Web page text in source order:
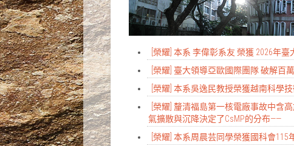
[榮耀] 本系 李偉彰系友 榮獲 2026年
[榮耀] 臺大領導亞歐國際團隊 破解百
[榮耀] 本系吳逸民教授榮獲越南科學
[榮耀] 釐清福島第一核電廠事故中含
氣擴散與沉降決定了CsMP的分布——
[榮耀] 本系周晨芸同學榮獲國科會